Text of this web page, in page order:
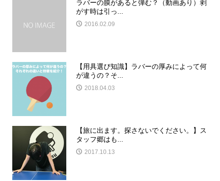
ラバーの膜があると弾む？（動画あり）剥
がす時は引っ...
2016.02.09
【用具選び知識】ラバーの厚みによって何
が違うの？そ...
2018.04.03
【旅に出ます。探さないでください。】ス
タッフ郷はも...
2017.10.13